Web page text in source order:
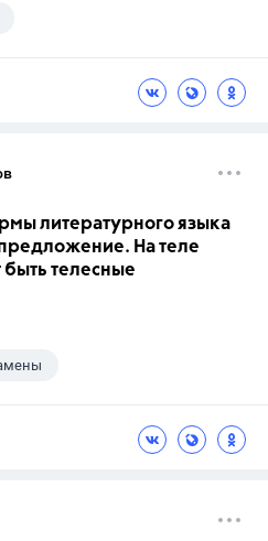
литературного языка
На теле
телесные